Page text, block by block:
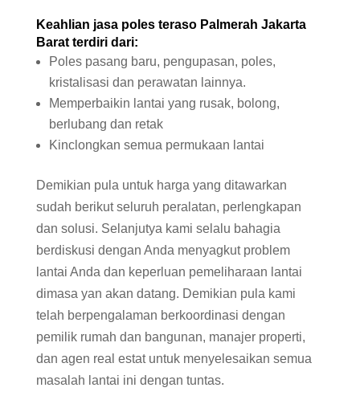
Keahlian jasa poles terasoPalmerah Jakarta
Barat terdiri dari:
Poles pasang baru, pengupasan, poles,
kristalisasi dan perawatan lainnya.
Memperbaikin lantai yang rusak, bolong,
berlubang dan retak
Kinclongkan semua permukaan lantai
Demikian pula untuk harga yang ditawarkan
sudah berikut seluruh peralatan, perlengkapan
dan solusi. Selanjutya kami selalu bahagia
berdiskusi dengan Anda menyagkut problem
lantai Anda dan keperluan pemeliharaan lantai
dimasa yan akan datang. Demikian pula kami
telah berpengalaman berkoordinasi dengan
pemilik rumah dan bangunan, manajer properti,
dan agen real estat untuk menyelesaikan semua
masalah lantai ini dengan tuntas.